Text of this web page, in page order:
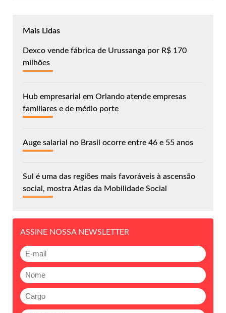
Mais Lidas
Dexco vende fábrica de Urussanga por R$ 170
milhões
Hub empresarial em Orlando atende empresas
familiares e de médio porte
Auge salarial no Brasil ocorre entre 46 e 55 anos
Sul é uma das regiões mais favoráveis à ascensão
social, mostra Atlas da Mobilidade Social
ASSINE NOSSA NEWSLETTER